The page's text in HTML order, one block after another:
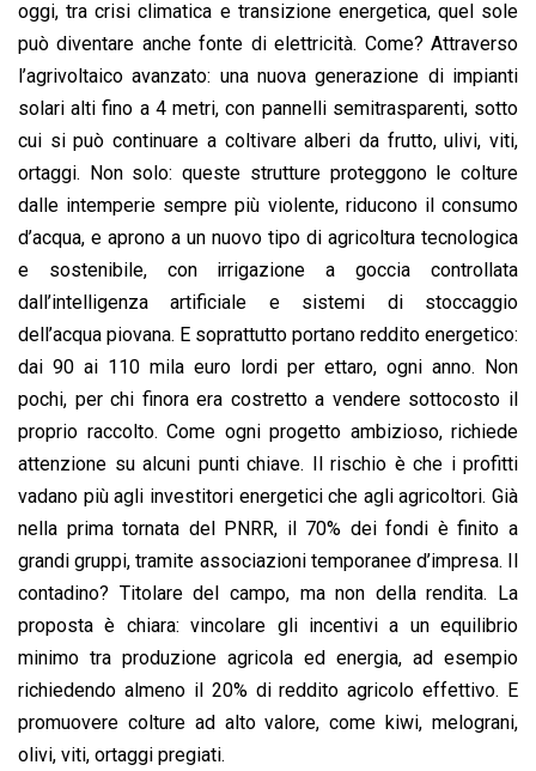
oggi, tra crisi climatica e transizione energetica, quel sole
può diventare anche fonte di elettricità. Come? Attraverso
l’agrivoltaico avanzato: una nuova generazione di impianti
solari alti fino a 4 metri, con pannelli semitrasparenti, sotto
cui si può continuare a coltivare alberi da frutto, ulivi, viti,
ortaggi. Non solo: queste strutture proteggono le colture
dalle intemperie sempre più violente, riducono il consumo
d’acqua, e aprono a un nuovo tipo di agricoltura tecnologica
e sostenibile, con irrigazione a goccia controllata
dall’intelligenza artificiale e sistemi di stoccaggio
dell’acqua piovana. E soprattutto portano reddito energetico:
dai 90 ai 110 mila euro lordi per ettaro, ogni anno. Non
pochi, per chi finora era costretto a vendere sottocosto il
proprio raccolto. Come ogni progetto ambizioso, richiede
attenzione su alcuni punti chiave. Il rischio è che i profitti
vadano più agli investitori energetici che agli agricoltori. Già
nella prima tornata del PNRR, il 70% dei fondi è finito a
grandi gruppi, tramite associazioni temporanee d’impresa. Il
contadino? Titolare del campo, ma non della rendita. La
proposta è chiara: vincolare gli incentivi a un equilibrio
minimo tra produzione agricola ed energia, ad esempio
richiedendo almeno il 20% di reddito agricolo effettivo. E
promuovere colture ad alto valore, come kiwi, melograni,
olivi, viti, ortaggi pregiati.